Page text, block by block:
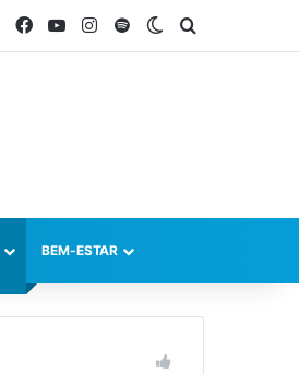
FacebookYouTubeInstagram
SpotifySwitch skin
BEM-ESTAR